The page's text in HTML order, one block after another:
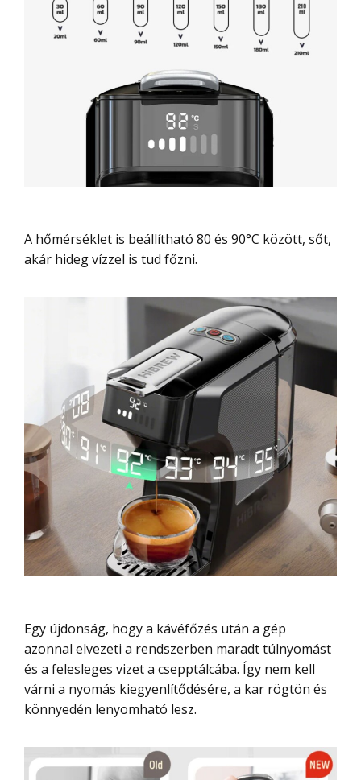
A hőmérséklet is beállítható 80 és 90°C között, sőt,
akár hideg vízzel is tud főzni.
Egy újdonság, hogy a kávéfőzés után a gép
azonnal elvezeti a rendszerben maradt túlnyomást
és a felesleges vizet a csepptálcába. Így nem kell
várni a nyomás kiegyenlítődésére, a kar rögtön és
könnyedén lenyomható lesz.